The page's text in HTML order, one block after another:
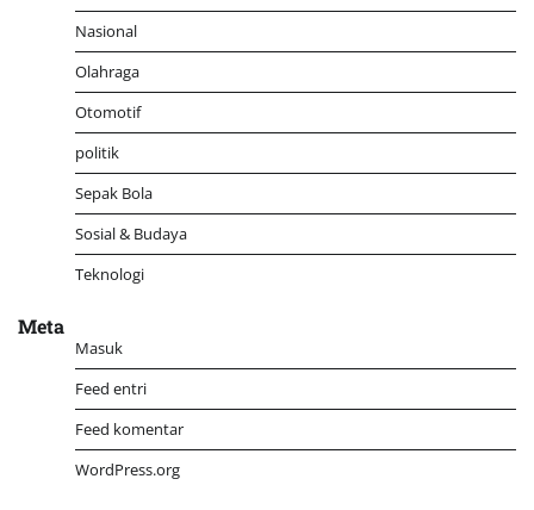
Nasional
Olahraga
Otomotif
politik
Sepak Bola
Sosial & Budaya
Teknologi
Meta
Masuk
Feed entri
Feed komentar
WordPress.org